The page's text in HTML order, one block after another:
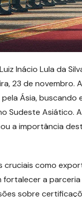
Inácio Lula da
23 de novembro.
Ásia,
Sudeste Asiático.
a importância
cruciais como
a
sobre